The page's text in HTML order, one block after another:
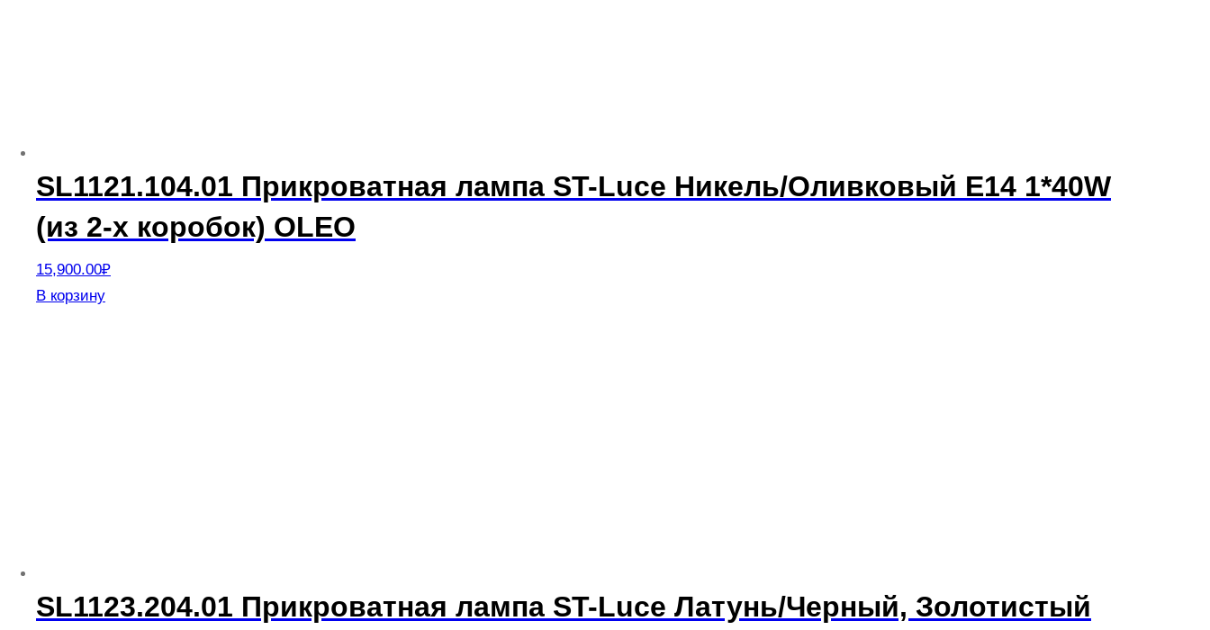
SL1121.104.01 Прикроватная лампа ST-Luce Никель/Оливковый E14 1*40W
(из 2-х коробок) OLEO
15,900.00₽
В корзину
SL1123.204.01 Прикроватная лампа ST-Luce Латунь/Черный, Золотистый